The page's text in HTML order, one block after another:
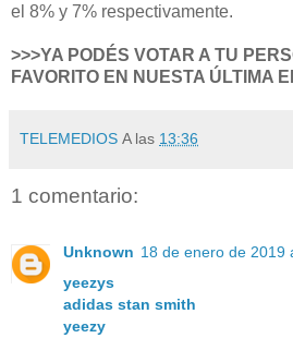
el 8% y 7% respectivamente.
>>>YA PODÉS VOTAR A TU
FAVORITO EN NUESTA ÚLTIMA
TELEMEDIOS A las 13:36
1 comentario:
Unknown 18 de enero de 2019
yeezys
adidas stan smith
yeezy